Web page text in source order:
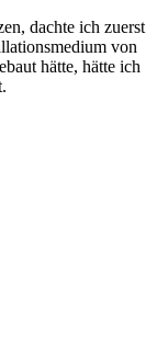
dachte ich zuerst
von
hätte, hätte ich